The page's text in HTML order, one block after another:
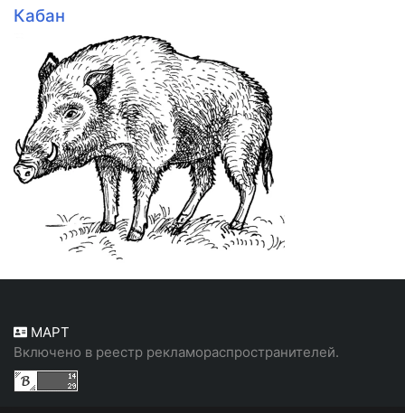
Кабан
МАРТ
Включено в реестр рекламораспространителей.